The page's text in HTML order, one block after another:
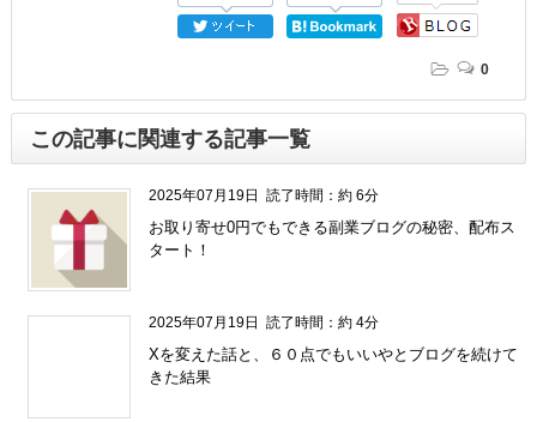
0
この記事に関連する記事一覧
2025年07月19日 読了時間：約 6分
お取り寄せ0円でもできる副業ブログの秘密、配布ス
タート！
2025年07月19日 読了時間：約 4分
Xを変えた話と、６０点でもいいやとブログを続けて
きた結果